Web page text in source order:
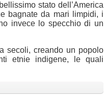
stato dell’America
bagnate da mari limpidi, i
invece lo specchio di un
secoli, creando un popolo
etnie indigene, le quali